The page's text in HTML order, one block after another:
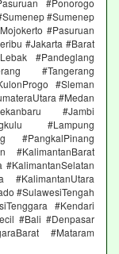
#Ponorogo
#Sumenep
#Pasuruan
#Jakarta #Barat
#Pandeglang
#Tangerang
#Sleman
#Medan
#Jambi
#Lampung
#PangkalPinang
#KalimantanBarat
#KalimantanSelatan
#KalimantanUtara
#SulawesiTengah
#Kendari
#Bali #Denpasar
#Mataram